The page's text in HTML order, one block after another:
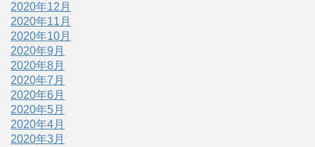
2020年12月
2020年11月
2020年10月
2020年9月
2020年8月
2020年7月
2020年6月
2020年5月
2020年4月
2020年3月